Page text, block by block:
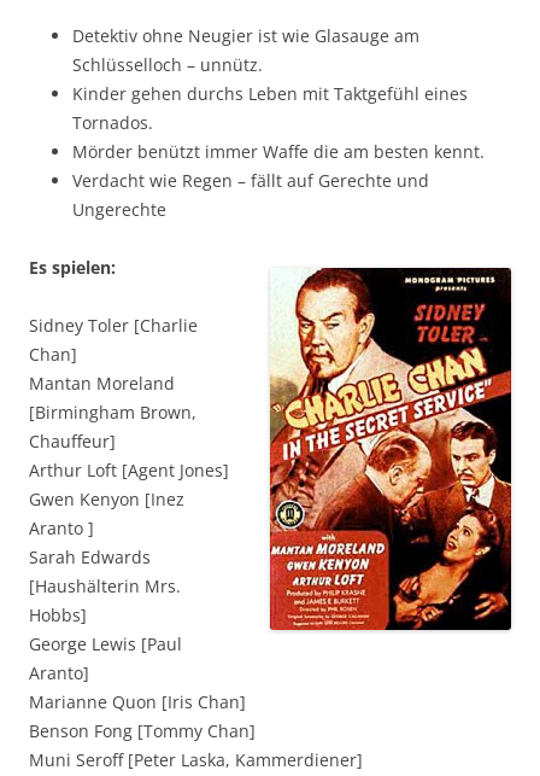
Detektiv ohne Neugier ist wie Glasauge am
Schlüsselloch – unnütz.
Kinder gehen durchs Leben mit Taktgefühl eines
Tornados.
Mörder benützt immer Waffe die am besten kennt.
Verdacht wie Regen – fällt auf Gerechte und
Ungerechte
Es spielen:
Sidney Toler [Charlie
Chan]
Mantan Moreland
[Birmingham Brown,
Chauffeur]
Arthur Loft [Agent Jones]
Gwen Kenyon [Inez
Aranto ]
Sarah Edwards
[Haushälterin Mrs.
Hobbs]
George Lewis [Paul
Aranto]
Marianne Quon [Iris Chan]
Benson Fong [Tommy Chan]
Muni Seroff [Peter Laska, Kammerdiener]